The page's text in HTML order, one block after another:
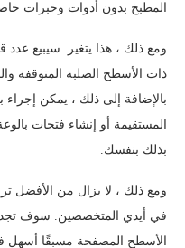
المطبخ بدون أدوات وخبرات
ومع ذلك ، هذا يتغير. سيبيع عدد
ذات الأسطح الصلبة المتوقفة
بالإضافة إلى ذلك ، يمكن
المستقيمة أو إنشاء فتحات
بذلك بنفسك.
ومع ذلك ، لا يزال من الأفضل
الأسطح المصفحة مسبقًا أسهل